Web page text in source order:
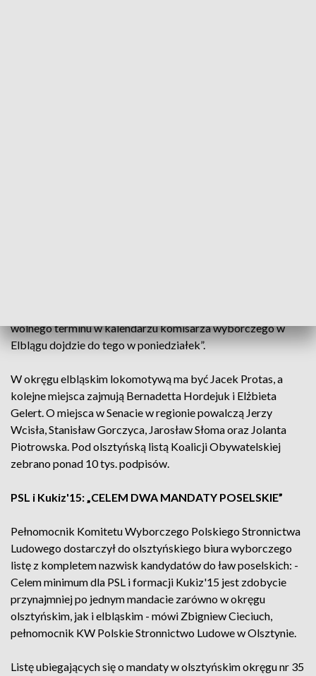
wolnego terminu w kalendarzu komisarza wyborczego w
Elblągu dojdzie do tego w poniedziałek”.
W okręgu elbląskim lokomotywą ma być Jacek Protas, a
kolejne miejsca zajmują Bernadetta Hordejuk i Elżbieta
Gelert. O miejsca w Senacie w regionie powalczą Jerzy
Wcisła, Stanisław Gorczyca, Jarosław Słoma oraz Jolanta
Piotrowska. Pod olsztyńską listą Koalicji Obywatelskiej
zebrano ponad 10 tys. podpisów.
PSL i Kukiz'15: „CELEM DWA MANDATY POSELSKIE”
Pełnomocnik Komitetu Wyborczego Polskiego Stronnictwa
Ludowego dostarczył do olsztyńskiego biura wyborczego
listę z kompletem nazwisk kandydatów do ław poselskich: -
Celem minimum dla PSL i formacji Kukiz'15 jest zdobycie
przynajmniej po jednym mandacie zarówno w okręgu
olsztyńskim, jak i elbląskim - mówi Zbigniew Cieciuch,
pełnomocnik KW Polskie Stronnictwo Ludowe w Olsztynie.
Listę ubiegających się o mandaty w olsztyńskim okręgu nr 35